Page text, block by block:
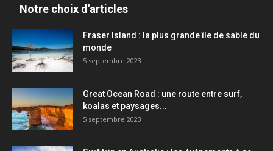
Notre choix d'articles
Fraser Island : la plus grande île de sable du
monde
5 septembre 2023
Great Ocean Road : une route entre surf,
koalas et paysages...
5 septembre 2023